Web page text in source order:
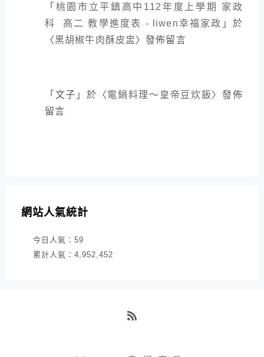
「 桃園市立平鎮高中112年度上學期 家政
科 高二 教學進度表 - liwen幸福家政 」於
〈黑胡椒牛肉酥皮盅 〉發佈留言
「 文子 」於〈電鍋料理～皇帝豆炊飯〉發佈
留言
網站人氣統計
今日人氣： 59
累計人氣： 4,952,452